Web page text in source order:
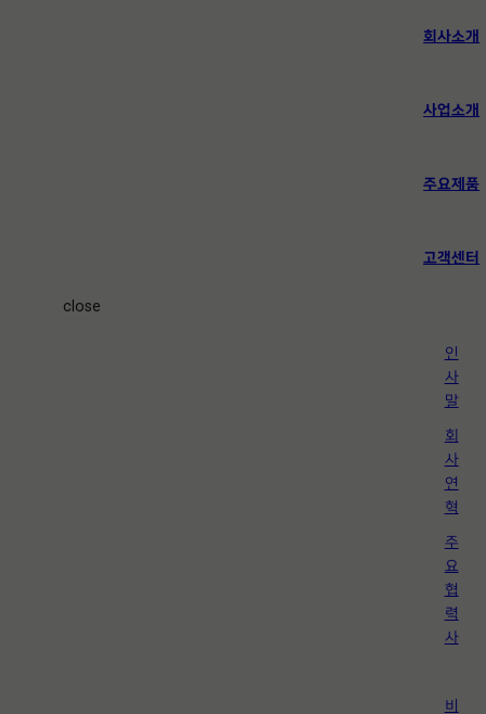
회사소개
사업소개
주요제품
고객센터
close
인
사
말
회
사
연
혁
주
요
협
력
사
비